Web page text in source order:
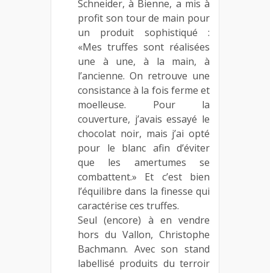
Schneider, à Bienne, a mis à
profit son tour de main pour
un produit sophistiqué :
«Mes truffes sont réalisées
une à une, à la main, à
l’ancienne. On retrouve une
consistance à la fois ferme et
moelleuse. Pour la
couverture, j’avais essayé le
chocolat noir, mais j’ai opté
pour le blanc afin d’éviter
que les amertumes se
combattent.» Et c’est bien
l’équilibre dans la finesse qui
caractérise ces truffes.
Seul (encore) à en vendre
hors du Vallon, Christophe
Bachmann. Avec son stand
labellisé produits du terroir